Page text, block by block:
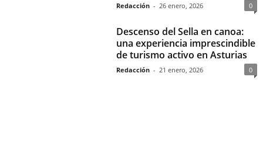
Redacción - 26 enero, 2026 0
Descenso del Sella en canoa:
una experiencia imprescindible
de turismo activo en Asturias
Redacción - 21 enero, 2026 0